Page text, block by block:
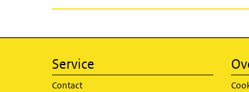
Service
Contact